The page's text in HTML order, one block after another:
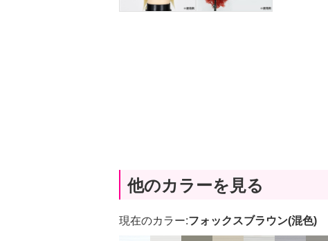
他のカラーを見る
現在のカラー:フォックスブラウン(混色)